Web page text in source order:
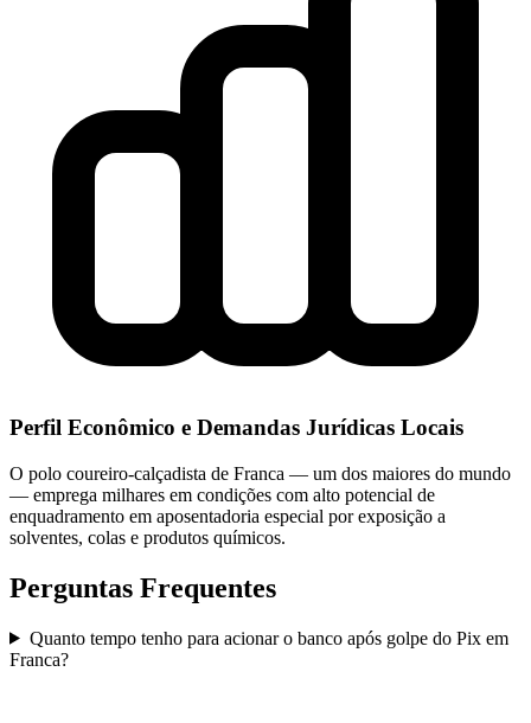
Perfil Econômico e Demandas Jurídicas Locais
O polo coureiro-calçadista de Franca — um dos maiores do mundo
— emprega milhares em condições com alto potencial de
enquadramento em aposentadoria especial por exposição a
solventes, colas e produtos químicos.
Perguntas Frequentes
Quanto tempo tenho para acionar o banco após golpe do Pix em
Franca?